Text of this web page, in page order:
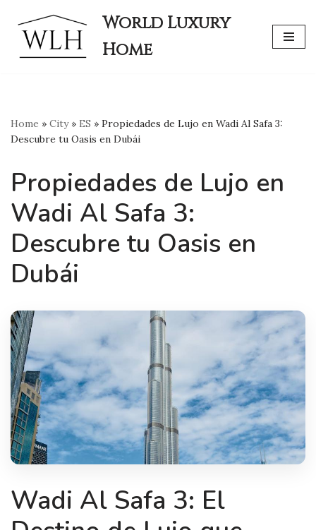
Skip
to
World Luxury
Home
Home » City» ES » Propiedades de Lujo en Wadi Al Safa 3:
Descubre tu Oasis en Dubái
Propiedades de Lujo en
Wadi Al Safa 3:
Descubre tu Oasis en
Dubái
Wadi Al Safa 3: El